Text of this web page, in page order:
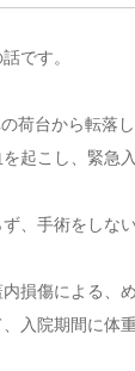
です。
荷台から転落
起こし、緊急
、手術をしな
損傷による、
入院期間に体重